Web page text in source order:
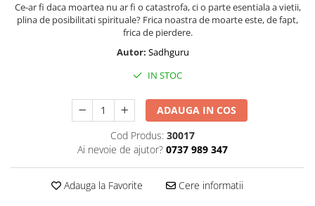
Ce-ar fi daca moartea nu ar fi o catastrofa, ci o parte esentiala a vietii,
plina de posibilitati spirituale? Frica noastra de moarte este, de fapt,
frica de pierdere.
Autor: Sadhguru
IN STOC
ADAUGA IN COS
Cod Produs: 30017
Ai nevoie de ajutor? 0737 989 347
Adauga la Favorite Cere informatii